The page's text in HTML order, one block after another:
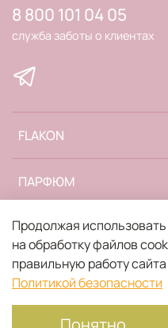
FLAKON
ПАРФЮМ
ИНФОРМАЦИЯ
8 800 101 04 05
служба заботы о клиентах
Продолжая
на обработку файлов
правильную работу
Политикой безопасности